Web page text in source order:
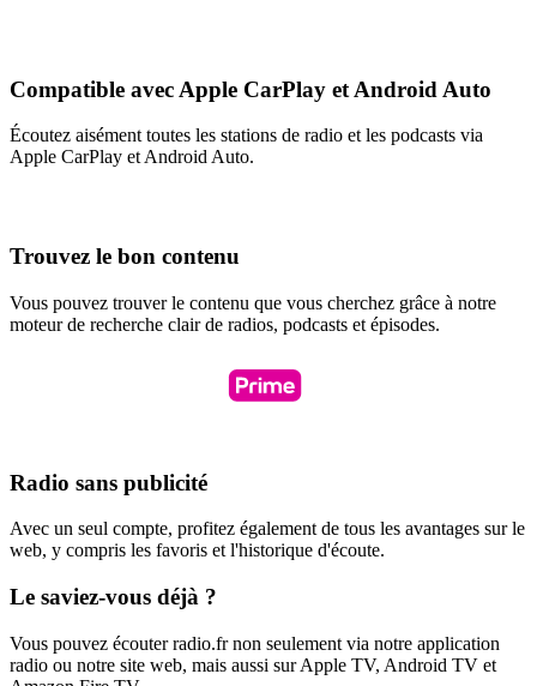
Compatible avec Apple CarPlay et Android Auto
Écoutez aisément toutes les stations de radio et les podcasts via
Apple CarPlay et Android Auto.
Trouvez le bon contenu
Vous pouvez trouver le contenu que vous cherchez grâce à notre
moteur de recherche clair de radios, podcasts et épisodes.
Radio sans publicité
Avec un seul compte, profitez également de tous les avantages sur le
web, y compris les favoris et l'historique d'écoute.
Le saviez-vous déjà ?
Vous pouvez écouter radio.fr non seulement via notre application
radio ou notre site web, mais aussi sur Apple TV, Android TV et